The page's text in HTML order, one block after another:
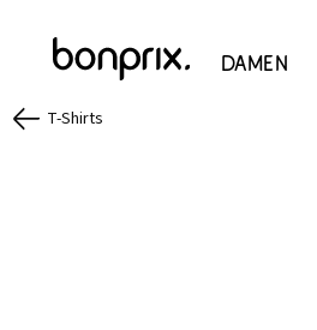
Damen
T-Shirts